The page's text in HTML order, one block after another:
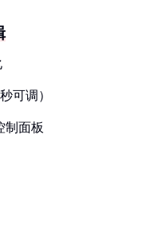
可调）
制面板